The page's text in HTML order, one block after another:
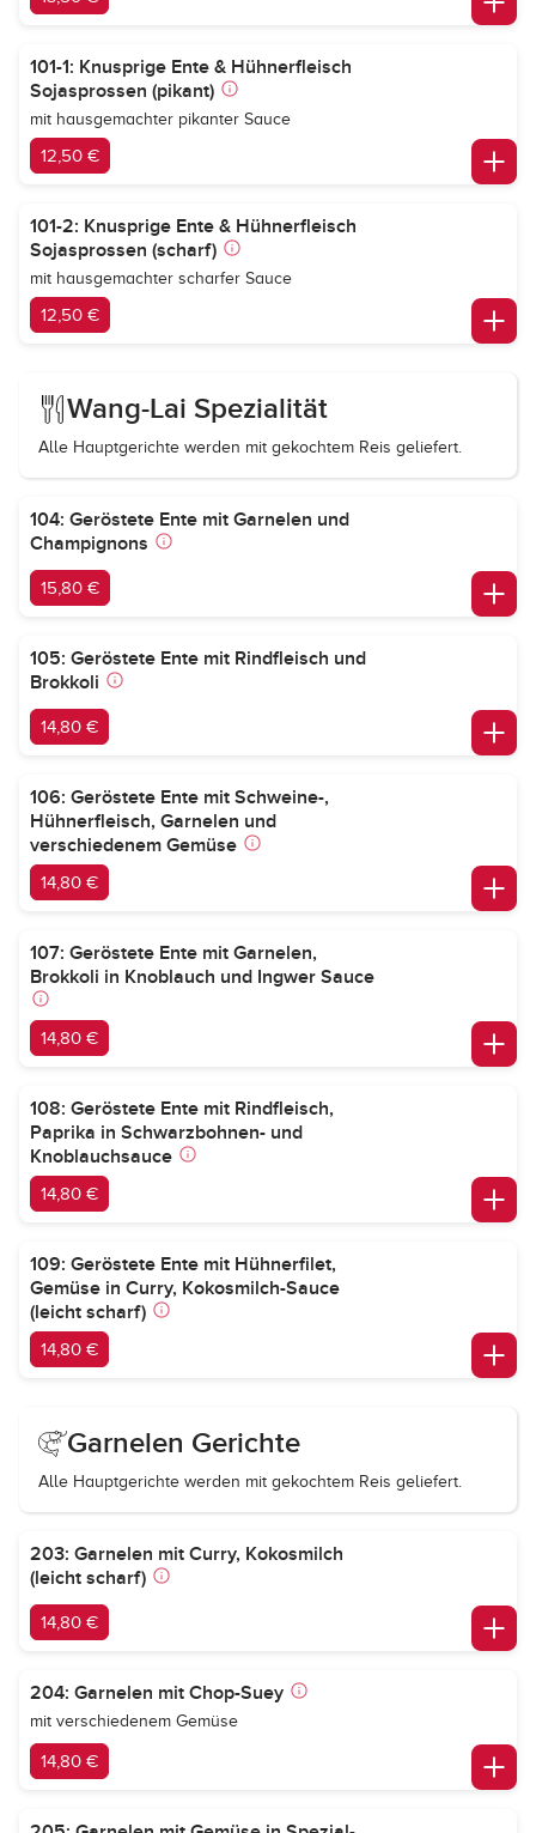
101-1: Knusprige Ente & Hühnerfleisch
Sojasprossen (pikant)
mit hausgemachter pikanter Sauce
12,50 €
101-2: Knusprige Ente & Hühnerfleisch
Sojasprossen (scharf)
mit hausgemachter scharfer Sauce
12,50 €
Wang-Lai Spezialität
Alle Hauptgerichte werden mit gekochtem Reis geliefert.
104: Geröstete Ente mit Garnelen und
Champignons
15,80 €
105: Geröstete Ente mit Rindfleisch und
Brokkoli
14,80 €
106: Geröstete Ente mit Schweine-,
Hühnerfleisch, Garnelen und
verschiedenem Gemüse
14,80 €
107: Geröstete Ente mit Garnelen,
Brokkoli in Knoblauch und Ingwer Sauce
14,80 €
108: Geröstete Ente mit Rindfleisch,
Paprika in Schwarzbohnen- und
Knoblauchsauce
14,80 €
109: Geröstete Ente mit Hühnerfilet,
Gemüse in Curry, Kokosmilch-Sauce
(leicht scharf)
14,80 €
Garnelen Gerichte
Alle Hauptgerichte werden mit gekochtem Reis geliefert.
203: Garnelen mit Curry, Kokosmilch
(leicht scharf)
14,80 €
204: Garnelen mit Chop-Suey
mit verschiedenem Gemüse
14,80 €